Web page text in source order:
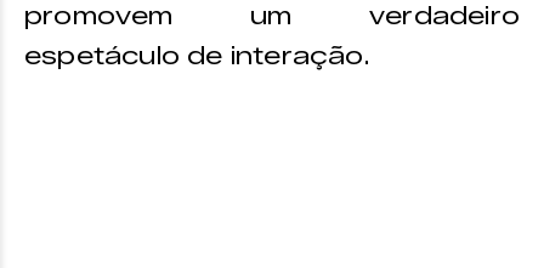
promovem um verdadeiro
espetáculo de interação.